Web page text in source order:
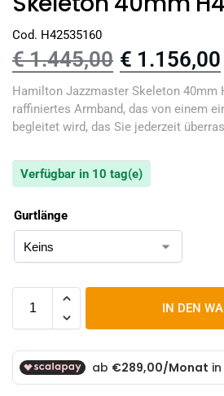
Cod. H42535160
€1.445,00 € 1.156,00
Hamilton Jazzmaster Skeleton 40mm
raffiniertes Armband, das von einem
begleitet wird, das Sie jederzeit
Verfügbar in 10 tag(e)
Gurtlänge
IN DEN